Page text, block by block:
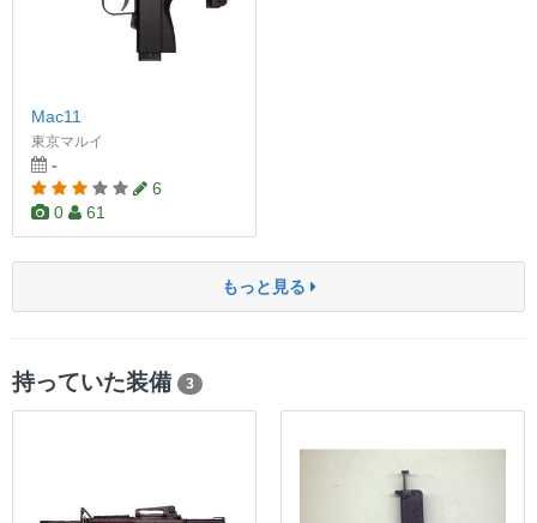
Mac11
東京マルイ
-
6
0
61
もっと見る
持っていた装備 3